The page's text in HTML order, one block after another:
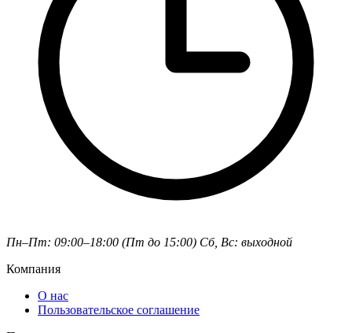
Пн–Пт: 09:00–18:00 (Пт до 15:00) Сб, Вс: выходной
Компания
О нас
Пользовательское соглашение